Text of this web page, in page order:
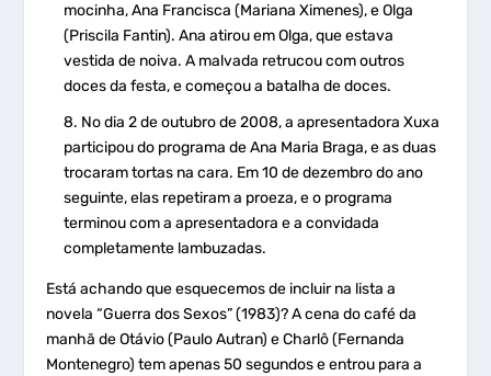
mocinha, Ana Francisca (Mariana Ximenes), e Olga
(Priscila Fantin). Ana atirou em Olga, que estava
vestida de noiva. A malvada retrucou com outros
doces da festa, e começou a batalha de doces.
No dia 2 de outubro de 2008, a apresentadora Xuxa
participou do programa de Ana Maria Braga, e as duas
trocaram tortas na cara. Em 10 de dezembro do ano
seguinte, elas repetiram a proeza, e o programa
terminou com a apresentadora e a convidada
completamente lambuzadas.
Está achando que esquecemos de incluir na lista a
novela “Guerra dos Sexos” (1983)? A cena do café da
manhã de Otávio (Paulo Autran) e Charlô (Fernanda
Montenegro) tem apenas 50 segundos e entrou para a